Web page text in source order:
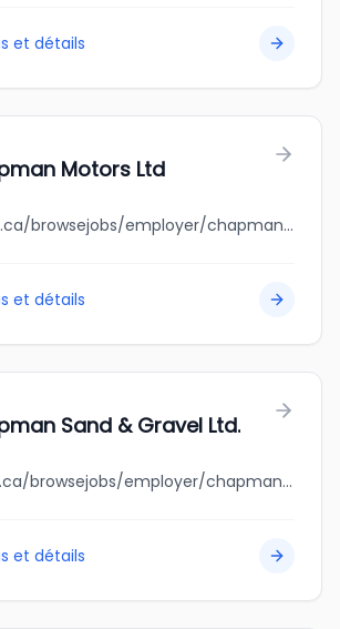
et détails
Motors Ltd
jobbank.gc.ca/browsejobs/employer/chapman+motors+ltd/ca
et détails
Sand & Gravel Ltd.
jobbank.gc.ca/browsejobs/employer/chapman+sand+%26+gravel+ltd./ca
et détails